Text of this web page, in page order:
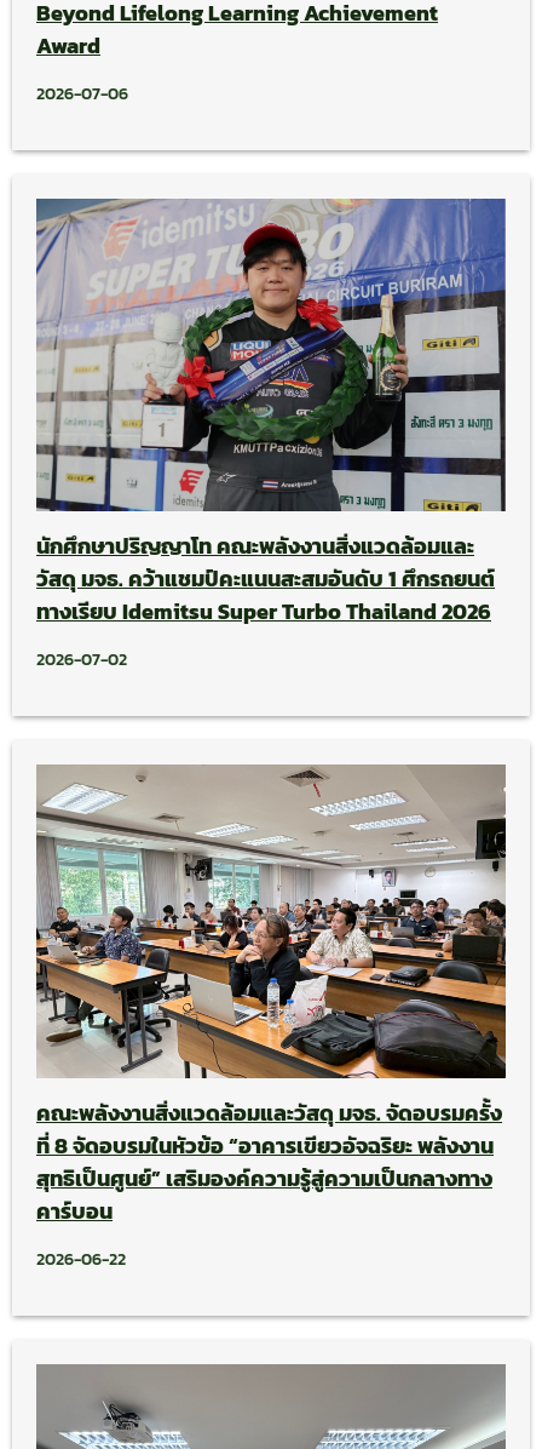
Beyond Lifelong Learning Achievement
Award
2026-07-06
นักศึกษาปริญญาโท คณะพลังงานสิ่งแวดล้อมและ
วัสดุ มจธ. คว้าแชมป์คะแนนสะสมอันดับ 1 ศึกรถยนต์
ทางเรียบ Idemitsu Super Turbo Thailand 2026
2026-07-02
คณะพลังงานสิ่งแวดล้อมและวัสดุ มจธ. จัดอบรมครั้ง
ที่ 8 จัดอบรมในหัวข้อ “อาคารเขียวอัจฉริยะ พลังงาน
สุทธิเป็นศูนย์” เสริมองค์ความรู้สู่ความเป็นกลางทาง
คาร์บอน
2026-06-22